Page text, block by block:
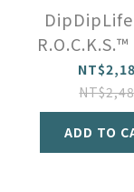
弧威士忌酒
ADD TO